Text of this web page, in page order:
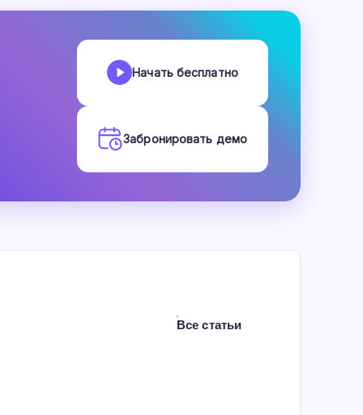
Начать бесплатно
Забронировать демо
Все статьи